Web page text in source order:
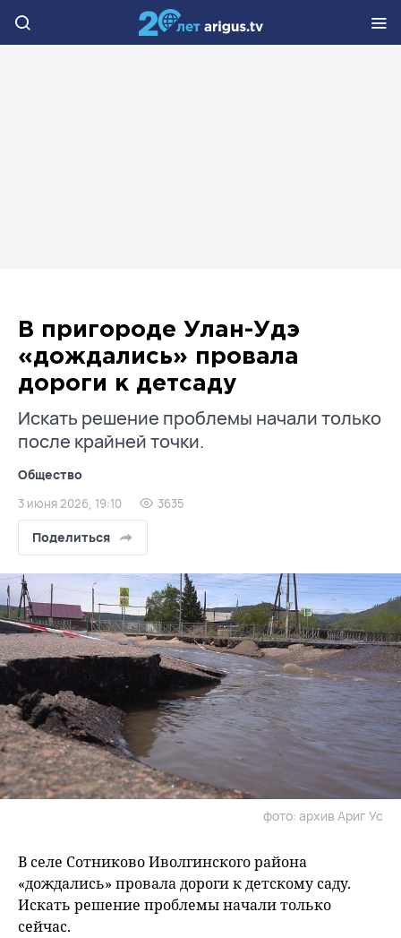
В пригороде Улан-Удэ
«дождались» провала
дороги к детсаду
Искать решение проблемы начали только
после крайней точки.
Общество
3 июня 2026, 19:10 3635
Поделиться
фото: архив Ариг Ус
В селе Сотниково Иволгинского района
«дождались» провала дороги к детскому саду.
Искать решение проблемы начали только
сейчас.